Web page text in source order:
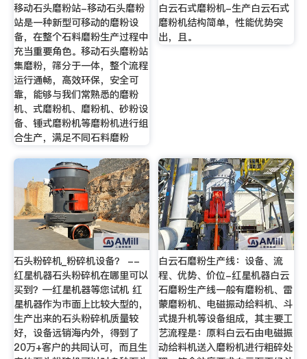
移动石头磨粉站-移动石头磨粉
站是一种新型可移动的磨粉设
备，在整个石料磨粉生产过程中
充当重要角色。移动石头磨粉站
集磨粉，筛分于一体，整个流程
运行通畅，高效环保，安全可
靠，能够与我们常熟悉的磨粉
机、式磨粉机、磨粉机、砂粉设
备、锤式磨粉机等磨粉机进行组
合生产，满足不同石料磨粉
白云石式磨粉机-生产白云石式
磨粉机结构简单，性能优势突
出，且。
石头粉碎机_粉碎机设备？ --
红星机器石头粉碎机在哪里可以
买到？—红星机器等您试机 红
星机器作为市面上比较大型的，
生产出来的石头粉碎机质量较
好，设备远销海内外，得到了
20万+客户的共同认可，而且生
白云石磨粉生产线：设备、流
程、优势、价位-红星机器白云
石磨粉生产线一般有磨粉机、雷
蒙磨粉机、电磁振动给料机、斗
式提升机等设备组成，其主要工
艺流程是：原料白云石由电磁振
动给料机送入磨粉机进行粗碎处